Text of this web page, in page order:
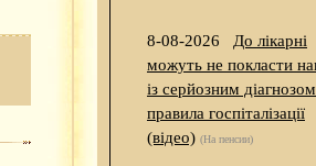
8-08-2026
До лікарні
можуть не покласти
із серйозним
правила госпіталізації
(відео) (На пенсии)